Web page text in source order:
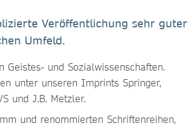
Veröffentlichung sehr guter
Umfeld.
und Sozialwissenschaften.
unter unseren Imprints Springer,
und J.B. Metzler.
und renommierten Schriftenreihen,